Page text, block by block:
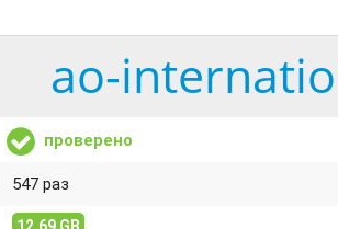
ao-
проверено
547 раз